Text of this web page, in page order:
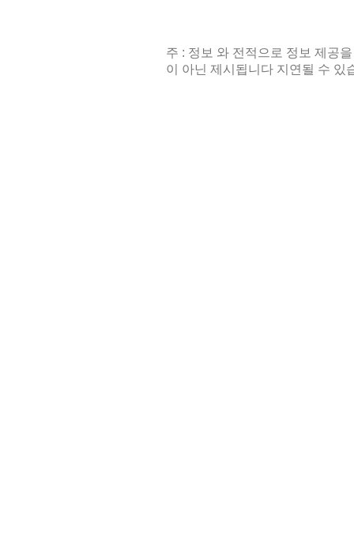
주 : 정보 와 전적으로 정보 제공
이 아닌 제시됩니다 지연될 수 있